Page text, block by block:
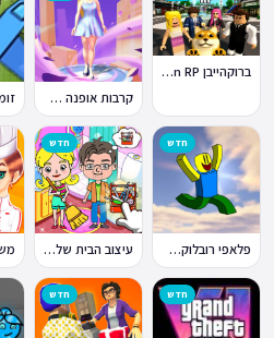
ברוקהייבן Brookhaven RP
קרבות אופנה Fashion Battle
חדש
פלאפי רובלוקס Flappy Roblox
חדש
עיצוב הבית של טוקה בוקה
חדש חדש